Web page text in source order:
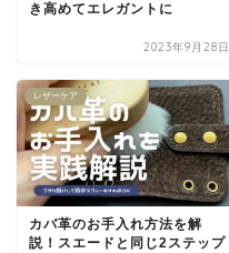
き高めてエレガントに
2023年9月28日
レザーケア
カバ革のお手入れ方法を解
説！スエードと同じ2ステップ